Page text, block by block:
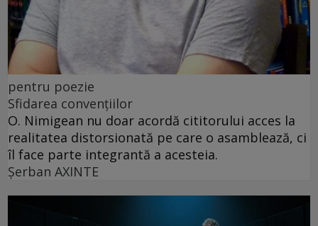
pentru poezie
Sfidarea convențiilor
O. Nimigean nu doar acordă cititorului acces la
realitatea distorsionată pe care o asamblează, ci
îl face parte integrantă a acesteia.
Şerban AXINTE